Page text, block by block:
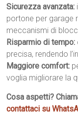
Sicurezza avanzata:
portone per garage
meccanismi di
Risparmio di tempo:
precisa, rendendo
Maggiore comfort:
voglia migliorare la
Cosa aspetti?
contattaci su